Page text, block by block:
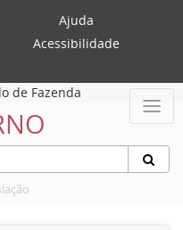
Ajuda
Acessibilidade
de Fazenda